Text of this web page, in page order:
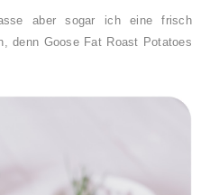
aber sogar ich eine frisch
denn Goose Fat Roast Potatoes